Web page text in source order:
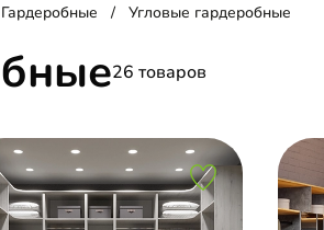
Гардеробные Угловые гардеробные
26 товаров